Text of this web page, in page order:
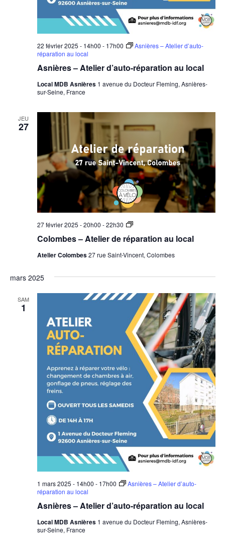
Asnières – Atelier d’auto-réparation au local
22 février 2025 - 14h00 - 17h00
Asnières – Atelier d’auto-
réparation au local
Local MDB Asnières 1 avenue du Docteur Fleming, Asnières-
sur-Seine, France
JEU
27
Colombes – Atelier de réparation au local
27 février 2025 - 20h00 -22h30
Colombes
Atelier
réparation
Atelier Colombes27 rue Saint-Vincent, Colombes
mars 2025
SAM
1
Asnières – Atelier d’auto-réparation au local
1 mars 2025 - 14h00 - 17h00
Asnières – Atelier d’auto-
réparation au local
Local MDB Asnières 1 avenue du Docteur Fleming, Asnières-
sur-Seine, France